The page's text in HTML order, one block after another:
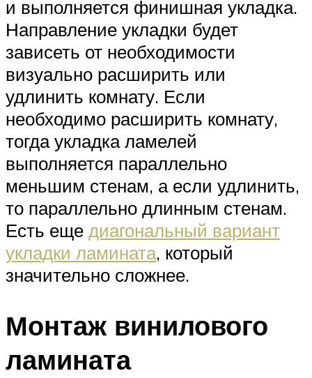
и выполняется финишная укладка.
Направление укладки будет
зависеть от необходимости
визуально расширить или
удлинить комнату. Если
необходимо расширить комнату,
тогда укладка ламелей
выполняется параллельно
меньшим стенам, а если удлинить,
то параллельно длинным стенам.
Есть еще диагональный вариант
укладки ламината, который
значительно сложнее.
Монтаж винилового
ламината